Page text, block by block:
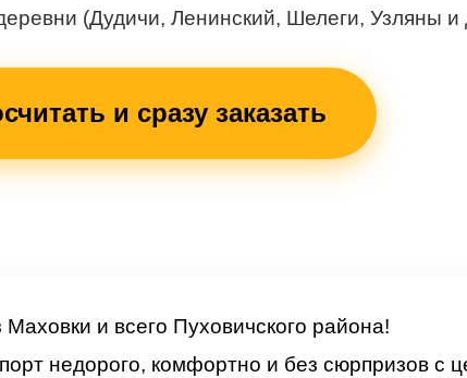
(Дудичи, Ленинский, Шелеги, Узляны и
и сразу заказать
Маховки и всего Пуховичского района!
недорого, комфортно и без сюрпризов с